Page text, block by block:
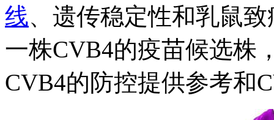
线、遗传稳定性和乳鼠
一株CVB4的疫苗候选株
CVB4的防控提供参考和